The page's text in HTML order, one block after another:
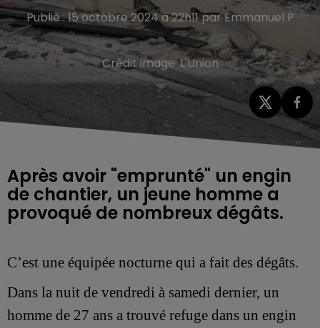
Publié : 15 octobre 2024 à 22h11 par Emmanuel P
Crédit image:L'Union
Après avoir "emprunté" un engin
de chantier, un jeune homme a
provoqué de nombreux dégâts.
C’est une équipée nocturne qui a fait des dégâts.
Dans la nuit de vendredi à samedi dernier, un
homme de 27 ans a trouvé refuge dans un engin